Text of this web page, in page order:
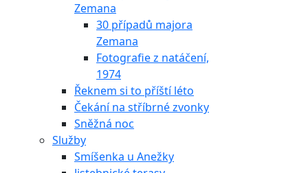
Zemana
30 případů majora
Zemana
Fotografie z natáčení,
1974
Řeknem si to příští léto
Čekání na stříbrné zvonky
Sněžná noc
Služby
Smíšenka u Anežky